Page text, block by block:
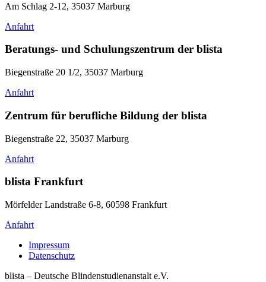
Am Schlag 2-12, 35037 Marburg
Anfahrt
Beratungs- und Schulungszentrum der blista
Biegenstraße 20 1/2, 35037 Marburg
Anfahrt
Zentrum für berufliche Bildung der blista
Biegenstraße 22, 35037 Marburg
Anfahrt
blista Frankfurt
Mörfelder Landstraße 6-8, 60598 Frankfurt
Anfahrt
Impressum
Datenschutz
blista – Deutsche Blindenstudienanstalt e.V.